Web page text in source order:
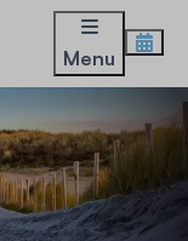
Menu